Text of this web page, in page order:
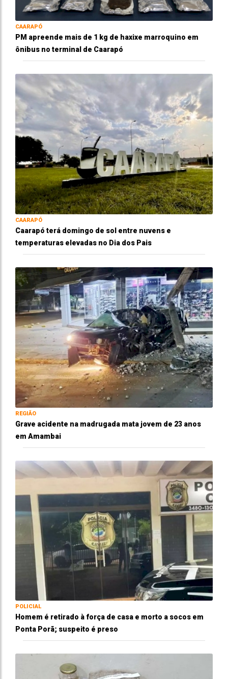
CAARAPÓ
PM apreende mais de 1 kg de haxixe marroquino em
ônibus no terminal de Caarapó
CAARAPÓ
Caarapó terá domingo de sol entre nuvens e
temperaturas elevadas no Dia dos Pais
REGIÃO
Grave acidente na madrugada mata jovem de 23 anos
em Amambai
POLICIAL
Homem é retirado à força de casa e morto a socos em
Ponta Porã; suspeito é preso